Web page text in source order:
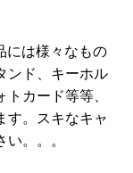
には様々なもの
ンド、キーホル
カード等等、
す。スキなキャ
。。。